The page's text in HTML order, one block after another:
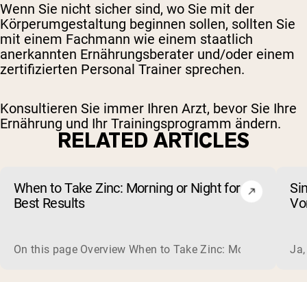
Wenn Sie nicht sicher sind, wo Sie mit der
Körperumgestaltung beginnen sollen, sollten Sie
mit einem Fachmann wie einem staatlich
anerkannten Ernährungsberater und/oder einem
zertifizierten Personal Trainer sprechen.
Konsultieren Sie immer Ihren Arzt, bevor Sie Ihre
Ernährung und Ihr Trainingsprogramm ändern.
RELATED ARTICLES
When to Take Zinc: Morning or Night for
Best Results
On this page Overview When to Take Zinc: Morning or